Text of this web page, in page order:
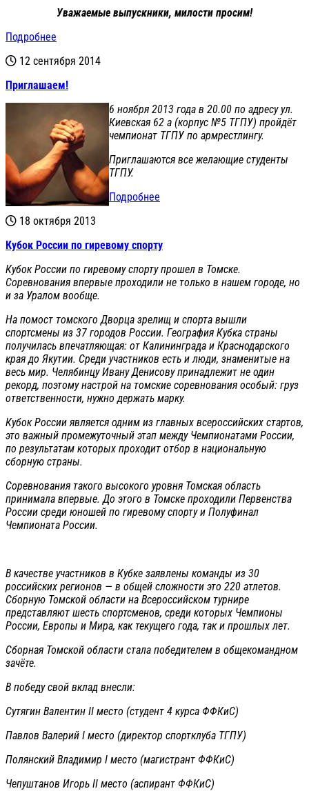
Уважаемые выпускники, милости просим!
Подробнее
12 сентября 2014
Приглашаем!
6 ноября 2013 года в 20.00 по адресу ул.
Киевская 62 а (корпус №5 ТГПУ) пройдёт
чемпионат ТГПУ по армрестлингу.
Приглашаются все желающие студенты
ТГПУ.
Подробнее
18 октября 2013
Кубок России по гиревому спорту
Кубок России по гиревому спорту прошел в Томске.
Соревнования впервые проходили не только в нашем городе, но
и за Уралом вообще.
На помост томского Дворца зрелищ и спорта вышли
спортсмены из 37 городов России. География Кубка страны
получилась впечатляющая: от Калининграда и Краснодарского
края до Якутии. Среди участников есть и люди, знаменитые на
весь мир. Челябинцу Ивану Денисову принадлежит не один
рекорд, поэтому настрой на томские соревнования особый: груз
ответственности, нужно держать марку.
Кубок России является одним из главных всероссийских стартов,
это важный промежуточный этап между Чемпионатами России,
по результатам которых проходит отбор в национальную
сборную страны.
Соревнования такого высокого уровня Томская область
принимала впервые. До этого в Томске проходили Первенства
России среди юношей по гиревому спорту и Полуфинал
Чемпионата России.
В качестве участников в Кубке заявлены команды из 30
российских регионов — в общей сложности это 220 атлетов.
Сборную Томской области на Всероссийском турнире
представляют шесть спортсменов, среди которых Чемпионы
России, Европы и Мира, как текущего года, так и прошлых лет.
Сборная Томской области стала победителем в общекомандном
зачёте.
В победу свой вклад внесли:
Сутягин Валентин II место (студент 4 курса ФФКиС)
Павлов Валерий I место (директор спортклуба ТГПУ)
Полянский Владимир I место (магистрант ФФКиС)
Чепуштанов Игорь II место (аспирант ФФКиС)